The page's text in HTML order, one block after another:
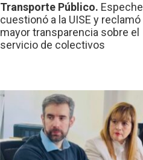
Transporte Público. Espeche
cuestionó a la UISE y reclamó
mayor transparencia sobre el
servicio de colectivos